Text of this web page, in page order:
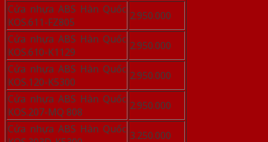
Cửa nhựa ABS Hàn Quốc
KOS.611-FZ805
2.950.000
Cửa nhựa ABS Hàn Quốc
KOS.610-K1129
2.950.000
Cửa nhựa ABS Hàn Quốc
KOS.120-K5300
2.950.000
Cửa nhựa ABS Hàn Quốc
KOS.207-MQ 808
2.950.000
Cửa nhựa ABS Hàn Quốc 3.250.000